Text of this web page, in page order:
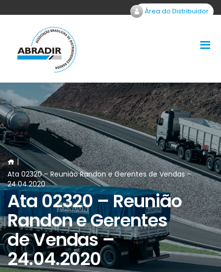
Área do Distribuidor
Ata 02320 – Reunião Randon e Gerentes de Vendas –
24.04.2020
Ata 02320 – Reunião
Randon e Gerentes
de Vendas –
24.04.2020